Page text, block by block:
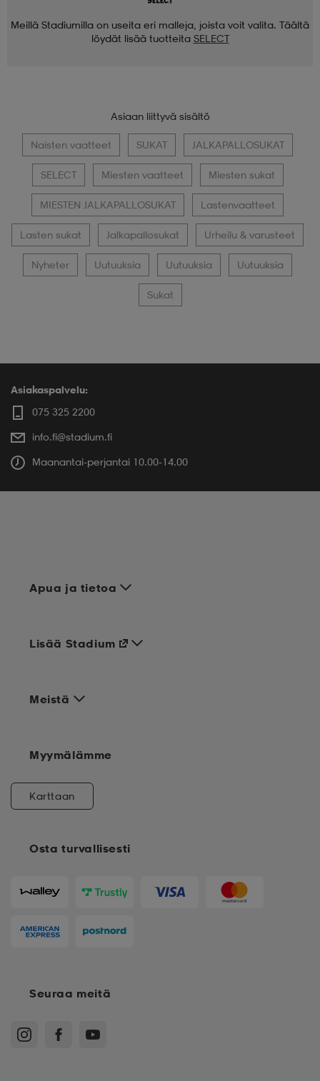
Meillä Stadiumilla on useita eri malleja, joista voit valita. Täältä
löydät lisää tuotteita SELECT
Asiaan liittyvä sisältö
Naisten vaatteet SUKAT JALKAPALLOSUKAT
SELECT Miesten vaatteet Miesten sukat
MIESTEN JALKAPALLOSUKAT Lastenvaatteet
Lasten sukat Jalkapallosukat Urheilu & varusteet
Nyheter Uutuuksia Uutuuksia Uutuuksia
Sukat
Asiakaspalvelu:
075 325 2200
info.fi@stadium.fi
Maanantai-perjantai 10.00-14.00
Apua ja tietoa
Meistä
Osta turvallisesti
Lisää Stadium
Myymälämme
Karttaan
Seuraa meitä